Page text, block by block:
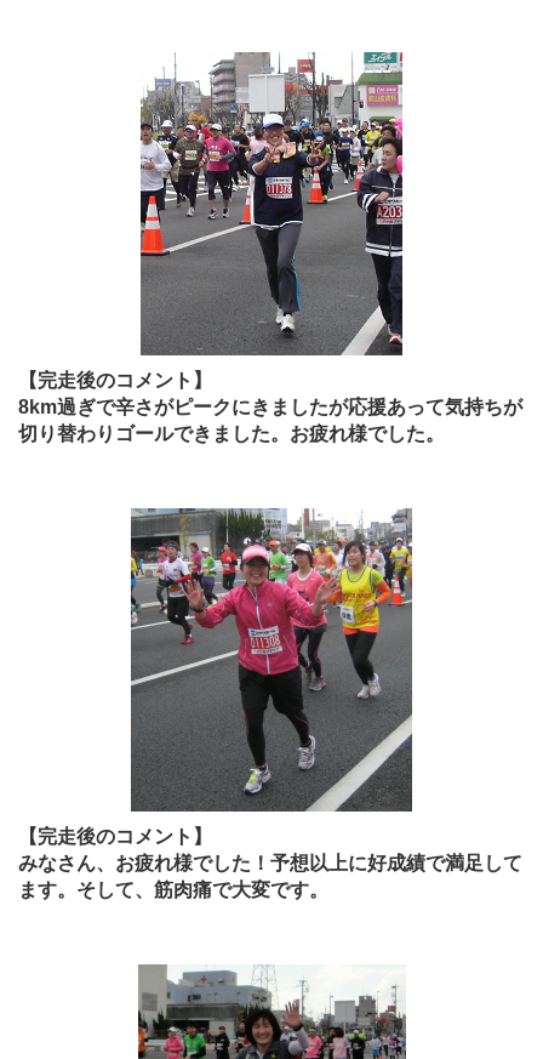
【完走後のコメント】
8km過ぎで辛さがピークにきましたが応援あって気持ちが
切り替わりゴールできました。お疲れ様でした。
【完走後のコメント】
みなさん、お疲れ様でした！予想以上に好成績で満足して
ます。そして、筋肉痛で大変です。